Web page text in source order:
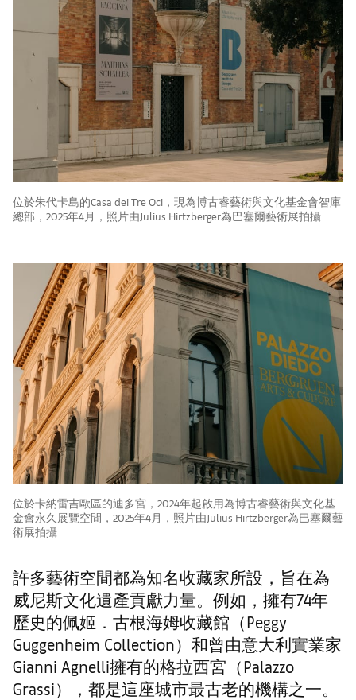
位於朱代卡島的Casa dei Tre Oci，現為博古睿藝術與文化基金會智庫
總部，2025年4月，照片由Julius Hirtzberger為巴塞爾藝術展拍攝
位於卡納雷吉歐區的迪多宮，2024年起啟用為博古睿藝術與文化基
金會永久展覽空間，2025年4月，照片由Julius Hirtzberger為巴塞爾藝
術展拍攝
許多藝術空間都為知名收藏家所設，旨在為
威尼斯文化遺產貢獻力量。例如，擁有74年
歷史的佩姬．古根海姆收藏館（Peggy
Guggenheim Collection）和曾由意大利實業家
Gianni Agnelli擁有的格拉西宮（Palazzo
Grassi），都是這座城市最古老的機構之一。